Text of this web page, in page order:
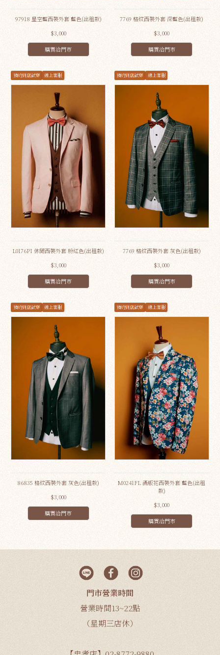
97918 星空藍西裝外套 藍色(出租款)
$3,000
購買洽門市
7769 格紋西裝外套 深藍色(出租款)
$3,000
購買洽門市
預約到店試穿 線上客服
L0176PI 休閒西裝外套 粉紅色(出租款)
$3,000
購買洽門市
預約到店試穿 線上客服
7769 格紋西裝外套 灰色(出租款)
$3,000
購買洽門市
預約到店試穿 線上客服
86835 格紋西裝外套 灰色(出租款)
$3,000
購買洽門市
預約到店試穿 線上客服
M0241FL 滿版花西裝外套 藍色(出租
款)
$3,000
購買洽門市
門市營業時間
營業時間13~22點
（星期三店休）